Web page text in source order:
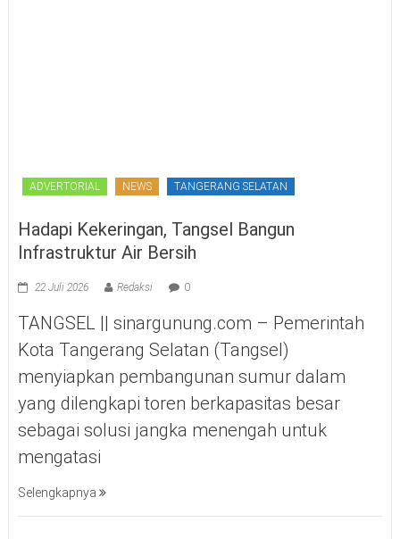
ADVERTORIAL NEWS TANGERANG SELATAN
Hadapi Kekeringan, Tangsel Bangun
Infrastruktur Air Bersih
22 Juli 2026 Redaksi 0
TANGSEL || sinargunung.com – Pemerintah
Kota Tangerang Selatan (Tangsel)
menyiapkan pembangunan sumur dalam
yang dilengkapi toren berkapasitas besar
sebagai solusi jangka menengah untuk
mengatasi
Selengkapnya